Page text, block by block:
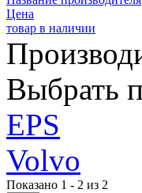
Цена
товар в наличии
Выбрать
EPS
Volvo
Показано 1 - 2 из 2